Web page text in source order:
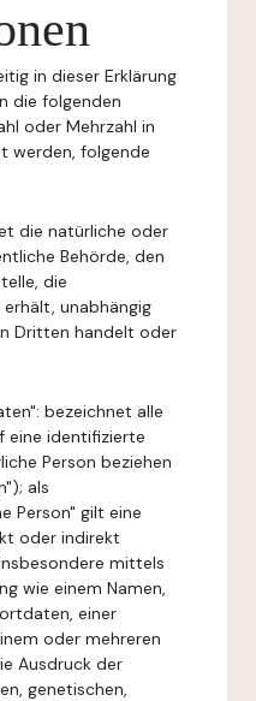
in dieser Erklärung
die folgenden
oder Mehrzahl in
werden, folgende
die natürliche oder
Behörde, den
die
unabhängig
Dritten handelt oder
bezeichnet alle
eine identifizierte
Person beziehen
als
gilt eine
oder indirekt
mittels
wie einem Namen,
einer
oder mehreren
Ausdruck der
genetischen,